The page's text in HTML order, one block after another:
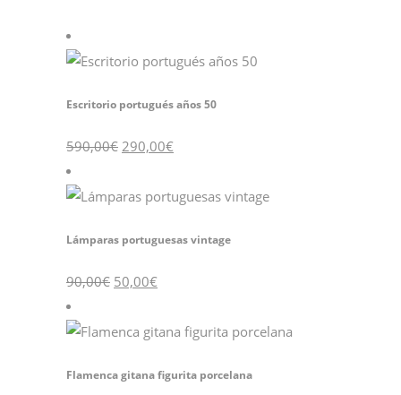
Escritorio portugués años 50
590,00€ 290,00€
Lámparas portuguesas vintage
90,00€ 50,00€
Flamenca gitana figurita porcelana